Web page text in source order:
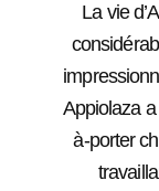
La vie
Appiolaza
à-porter